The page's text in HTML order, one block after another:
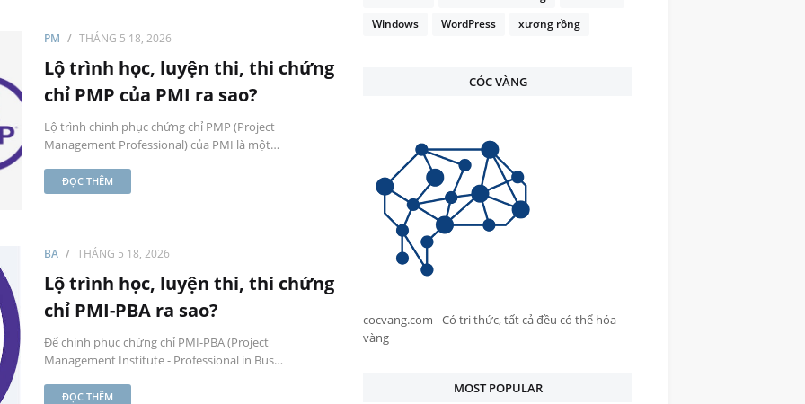
PM THÁNG 5 18, 2026
Lộ trình học, luyện thi, thi chứng
chỉ PMP của PMI ra sao?
Lộ trình chinh phục chứng chỉ PMP (Project
Management Professional) của PMI là một…
ĐỌC THÊM
BA THÁNG 5 18, 2026
Lộ trình học, luyện thi, thi chứng
chỉ PMI-PBA ra sao?
Để chinh phục chứng chỉ PMI-PBA (Project
Management Institute - Professional in Bus…
ĐỌC THÊM
Windows
WordPress xương rồng
CÓC VÀNG
cocvang.com - Có tri thức, tất cả đều có thể hóa
vàng
MOST POPULAR